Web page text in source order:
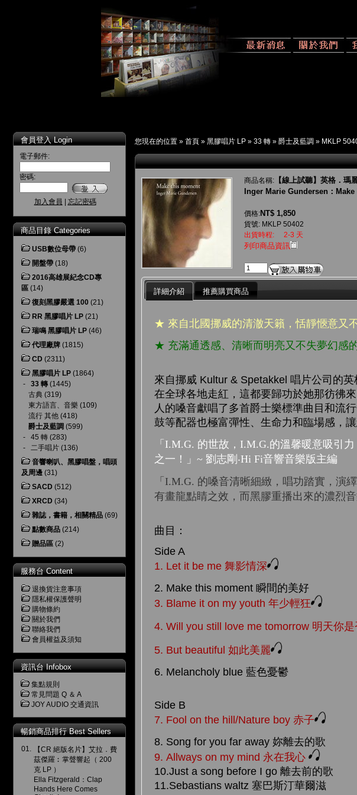
會員登入 Login
電子郵件:
密碼:
加入會員 忘記密碼
商品目錄 Categories
USB數位母帶 (6)
開盤帶 (18)
2016高雄展紀念CD專
區 (14)
復刻黑膠嚴選 100 (21)
RR 黑膠唱片 LP (21)
瑞鳴 黑膠唱片 LP (46)
代理廠牌 (1815)
CD (2311)
黑膠唱片 LP (1864)
- 33 轉 (1445)
古典 (319)
東方語言、音樂 (109)
流行 其他 (418)
爵士及藍調 (599)
- 45 轉 (283)
- 二手唱片 (136)
音響喇叭、黑膠唱盤，唱頭
及周邊 (31)
SACD (512)
XRCD (34)
雜誌，書籍，相關精品 (69)
點數商品 (214)
贈品區 (2)
服務台 Content
退換貨注意事項
隱私權保護聲明
購物條約
關於我們
聯絡我們
會員權益及須知
資訊台 Infobox
集點規則
常見問題 Q ＆ A
JOY AUDIO 交通資訊
暢銷商品排行 Best Sellers
01.
【CR 絕版名片】艾拉．費
茲傑羅︰掌聲響起（ 200
克 LP ）
Ella Fitzgerald：Clap
Hands Here Comes
您現在的位置 » 首頁 » 黑膠唱片 LP » 33 轉 » 爵士及藍調 » MKLP
商品名稱: 【線上試聽】英格．
Inger Marie Gundersen：
價格:NT$ 1,850
貨號: MKLP 50402
出貨時程:
2-3 天
列印商品資訊
詳細介紹 推薦購買商品
★ 來自北國挪威的清澈天籟，恬靜愜意又
★ 充滿通透感、清晰而明亮又不失夢幻感
來自挪威 Kultur & Spetakkel 唱片公司的
在全球各地走紅，這都要歸功於她那彷彿
人的嗓音獻唱了多首爵士樂標準曲目和流
鼓等配器也極富彈性、生命力和臨場感，
「 I.M.G. 的世故， I.M.G.的溫馨暖意吸引
之一！」~劉志剛‧Hi Fi音響音樂版主編
「 I.M.G. 的嗓音清晰細緻，唱功踏實，演
有畫龍點睛之效，而黑膠重播出來的濃烈
曲目：
Side A
1. Let it be me 舞影情深
2. Make this moment 瞬間的美好
3. Blame it on my youth 年少輕狂
4. Will you still love me tomorrow 明天你
5. But beautiful 如此美麗
6. Melancholy blue 藍色憂鬱
Side B
7. Fool on the hill/Nature boy 赤子
8. Song for you far away 妳離去的歌
9. Allways on my mind 永在我心
10.Just a song before I go 離去前的歌
11.Sebastians waltz 塞巴斯汀華爾滋